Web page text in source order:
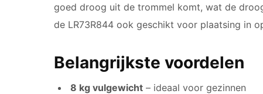
goed droog uit de trommel komt, wat de
de LR73R844 ook geschikt voor plaatsing in
Belangrijkste voordelen
8 kg vulgewicht – ideaal voor gezinnen